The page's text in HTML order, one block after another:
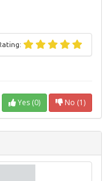
Yes (0) No (1)